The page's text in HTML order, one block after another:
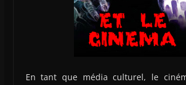
En tant que média culturel, le